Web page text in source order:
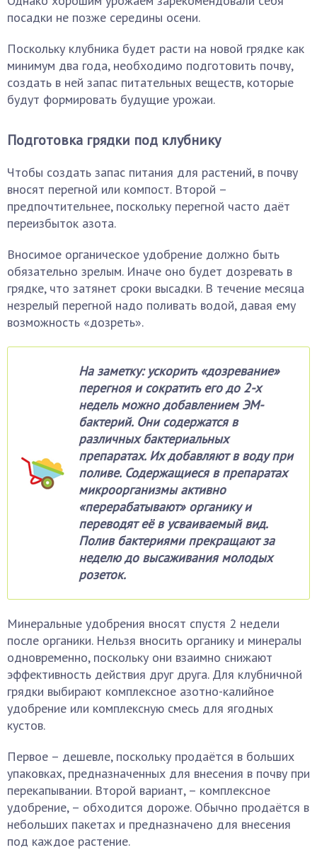
посадки не позже середины осени.
Поскольку клубника будет расти на новой грядке как
минимум два года, необходимо подготовить почву,
создать в ней запас питательных веществ, которые
будут формировать будущие урожаи.
Подготовка грядки под клубнику
Чтобы создать запас питания для растений, в почву
вносят перегной или компост. Второй –
предпочтительнее, поскольку перегной часто даёт
переизбыток азота.
Вносимое органическое удобрение должно быть
обязательно зрелым. Иначе оно будет дозревать в
грядке, что затянет сроки высадки. В течение месяца
незрелый перегной надо поливать водой, давая ему
возможность «дозреть».
На заметку: ускорить «дозревание»
перегноя и сократить его до 2-х
недель можно добавлением ЭМ-
бактерий. Они содержатся в
различных бактериальных
препаратах. Их добавляют в воду при
поливе. Содержащиеся в препаратах
микроорганизмы активно
«перерабатывают» органику и
переводят её в усваиваемый вид.
Полив бактериями прекращают за
неделю до высаживания молодых
розеток.
Минеральные удобрения вносят спустя 2 недели
после органики. Нельзя вносить органику и минералы
одновременно, поскольку они взаимно снижают
эффективность действия друг друга. Для клубничной
грядки выбирают комплексное азотно-калийное
удобрение или комплексную смесь для ягодных
кустов.
Первое – дешевле, поскольку продаётся в больших
упаковках, предназначенных для внесения в почву при
перекапывании. Второй вариант, – комплексное
удобрение, – обходится дороже. Обычно продаётся в
небольших пакетах и предназначено для внесения
под каждое растение.